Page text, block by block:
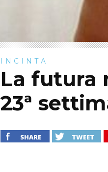
INCINTA
La futura
23ª
SHARE TWEET